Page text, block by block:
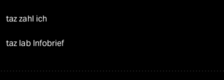
taz zahl ich
taz lab Infobrief